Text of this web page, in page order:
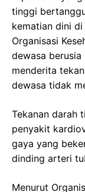
tinggi
kematian dini
Organisasi
dewasa
menderita
dewasa tidak
Tekanan darah
penyakit
gaya yang
dinding arteri
Menurut